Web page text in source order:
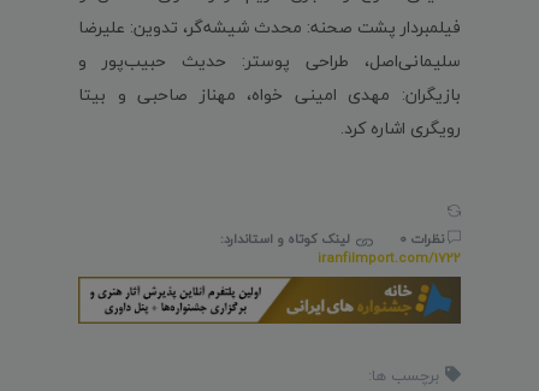
فیلمبردار پشت صحنه: محدث شیشه‌گر، تدوین: علیرضا
سلیمانی‌اصل، طراحی پوستر: حدیث حبیب‌پورو
بازیگران: مهدی امینی خواه، مهناز صاحبی و بیتا
رویگری اشاره کرد.
نظرات 0
لینک کوتاه و استاندارد:
iranfilmport.com/1722
برچسب ها: